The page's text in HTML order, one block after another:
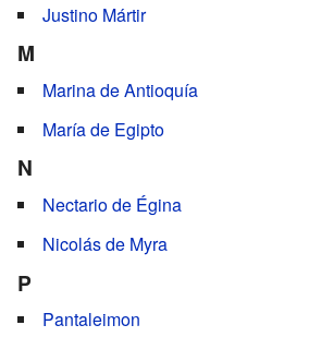
Justino Mártir
M
Marina de Antioquía
María de Egipto
N
Nectario de Égina
Nicolás de Myra
P
Pantaleimon